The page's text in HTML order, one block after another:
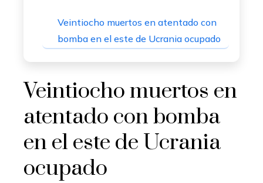
Veintiocho muertos en atentado con
bomba en el este de Ucrania ocupado
Veintiocho muertos en
atentado con bomba
en el este de Ucrania
ocupado